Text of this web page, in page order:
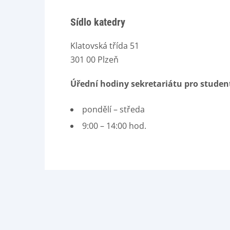
Sídlo katedry
Klatovská třída 51
301 00 Plzeň
Úřední hodiny sekretariátu pro
pondělí – středa
9:00 – 14:00 hod.